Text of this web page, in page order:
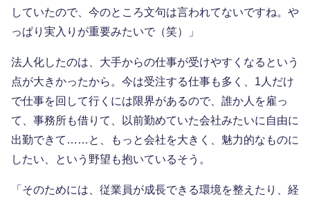
していたので、今のところ文句は言われてないですね。や
っぱり実入りが重要みたいで（笑）」
法人化したのは、大手からの仕事が受けやすくなるという
点が大きかったから。今は受注する仕事も多く、1人だけ
で仕事を回して行くには限界があるので、誰か人を雇っ
て、事務所も借りて、以前勤めていた会社みたいに自由に
出勤できて……と、もっと会社を大きく、魅力的なものに
したい、という野望も抱いているそう。
「そのためには、従業員が成長できる環境を整えたり、経